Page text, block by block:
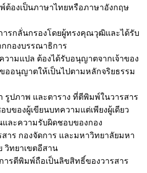
ต้องเป็นภาษาไทยหรือภาษาอังกฤษ
ารกลั่นกรองโดยผู้ทรงคุณวุฒิและได้รับ
กองบรรณาธิการ
ามแปล ต้องได้รับอนุญาตจากเจ้าของ
ออนุญาตให้เป็นไปตามหลักจริยธรรม
รูปภาพ และตาราง ที่ตีพิมพ์ในวารสาร
บของผู้เขียนบทความแต่เพียงผู้เดียว
ละความรับผิดชอบของกอง
าร กองจัดการ และมหาวิทยาลัยมหา
วิทยาเขตอีสาน
การตีพิมพ์ถือเป็นลิขสิทธิ์ของวารสาร